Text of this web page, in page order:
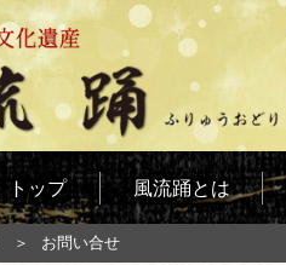
トップ 風流踊とは
お問い合せ